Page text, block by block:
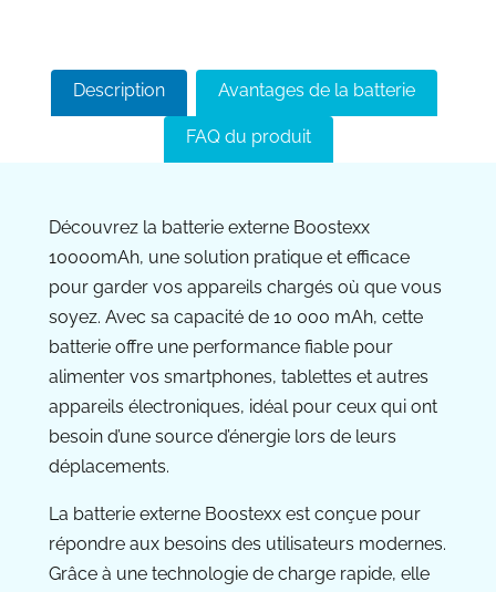
Description Avantages de la batterie
FAQ du produit
Découvrez la batterie externe Boostexx
10000mAh, une solution pratique et efficace
pour garder vos appareils chargés où que vous
soyez. Avec sa capacité de 10 000 mAh, cette
batterie offre une performance fiable pour
alimenter vos smartphones, tablettes et autres
appareils électroniques, idéal pour ceux qui ont
besoin d’une source d’énergie lors de leurs
déplacements.
La batterie externe Boostexx est conçue pour
répondre aux besoins des utilisateurs modernes.
Grâce à une technologie de charge rapide, elle